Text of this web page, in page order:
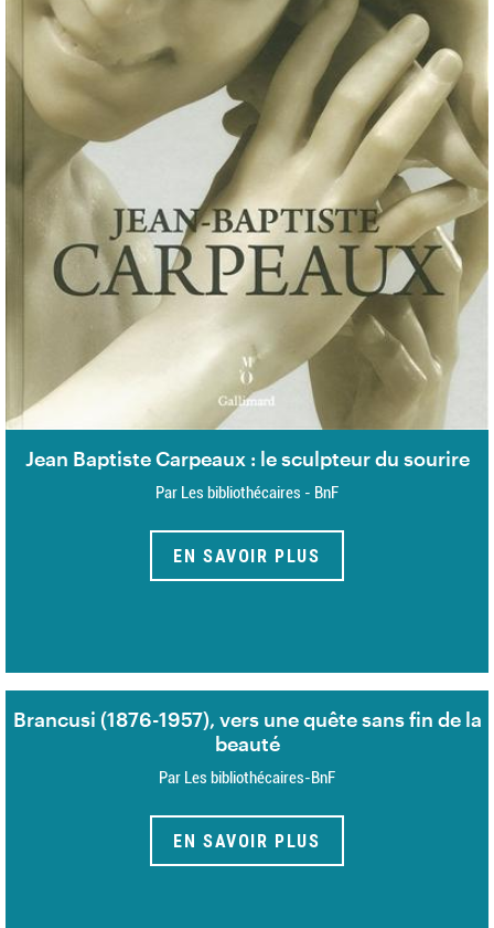
Jean Baptiste Carpeaux : le sculpteur du sourire
Par Les bibliothécaires - BnF
EN SAVOIR PLUS
Brancusi (1876-1957), vers une quête sans fin de la
beauté
Par Les bibliothécaires-BnF
EN SAVOIR PLUS